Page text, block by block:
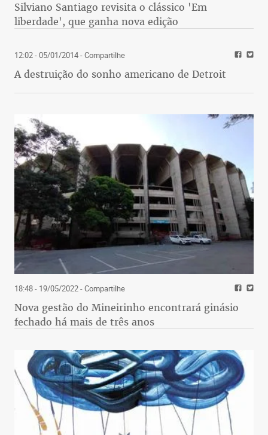
Silviano Santiago revisita o clássico 'Em
liberdade', que ganha nova edição
12:02 - 05/01/2014- Compartilhe
A destruição do sonho americano de Detroit
18:48 - 19/05/2022- Compartilhe
Nova gestão do Mineirinho encontrará ginásio
fechado há mais de três anos